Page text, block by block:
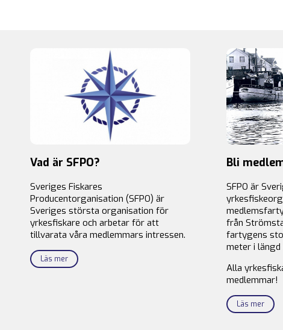
Vad är SFPO?
Sveriges Fiskares
Producentorganisation (SFPO) är
Sveriges största organisation för
yrkesfiskare och arbetar för att
tillvarata våra medlemmars intressen.
Läs mer
Bli
SFPO är
från
fartygens
meter i
Alla
medlemmar!
Läs mer